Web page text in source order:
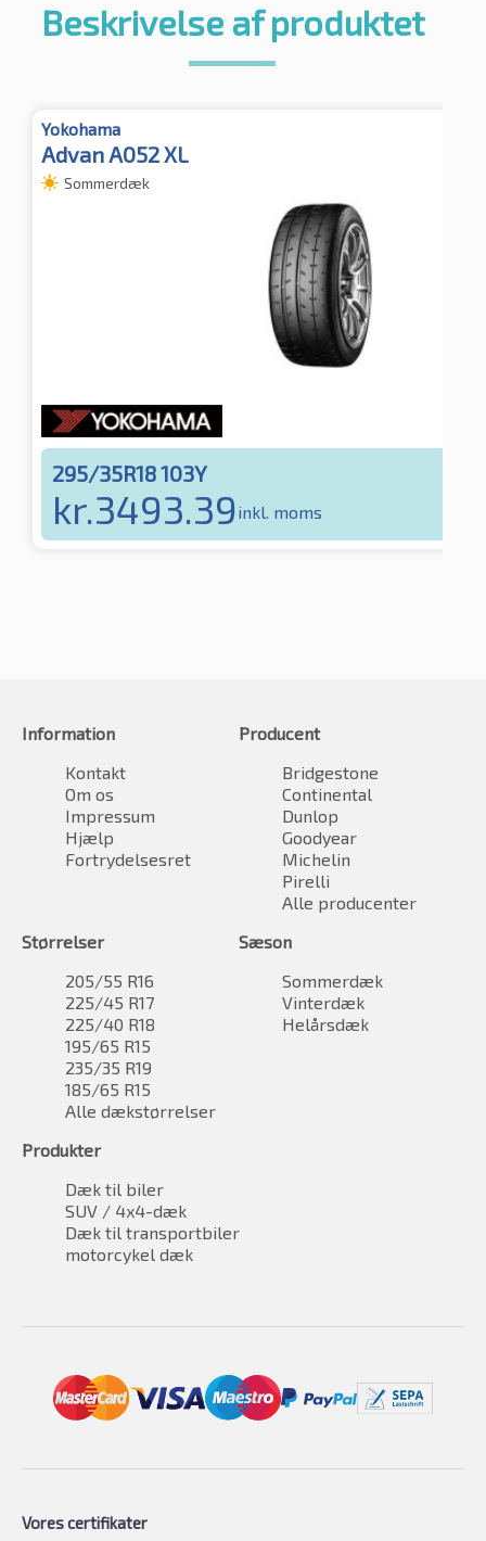
Beskrivelse af produktet
Yokohama
Advan A052 XL
Sommerdæk
295/35R18 103Y
kr.3493.39inkl. moms
Information
Kontakt
Om os
Impressum
Hjælp
Fortrydelsesret
Producent
Bridgestone
Continental
Dunlop
Goodyear
Michelin
Pirelli
Alle producenter
Størrelser
205/55 R16
225/45 R17
225/40 R18
195/65 R15
235/35 R19
185/65 R15
Alle dækstørrelser
Sæson
Sommerdæk
Vinterdæk
Helårsdæk
Produkter
Dæk til biler
SUV / 4x4-dæk
Dæk til transportbiler
motorcykel dæk
Vores certifikater